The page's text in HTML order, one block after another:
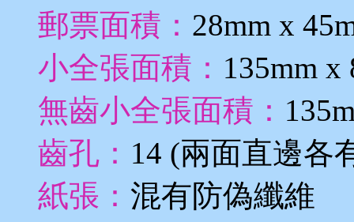
郵票面積： 28mm x
小全張面積： 135mm x
無齒小全張面積：
齒孔： 14 (兩面直邊各
紙張： 混有防偽纖維